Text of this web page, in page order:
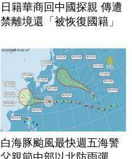
日籍華商回中國探親 傳遭
禁離境還「被恢復國籍」
白海豚颱風最快週五海警